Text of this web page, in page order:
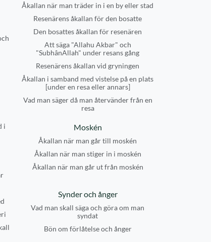
Åkallan när man träder in i en by eller stad
Resenärens åkallan för den bosatte
Den bosattes åkallan för resenären
Att säga "Allahu Akbar" och
"SubhânAllah" under resans gång
Resenärens åkallan vid gryningen
Åkallan i samband med vistelse på en plats
[under en resa eller annars]
Vad man säger då man återvänder från en
resa
i
Moskén
Åkallan när man går till moskén
Åkallan när man stiger in i moskén
Åkallan när man går ut från moskén
Synder och ånger
Vad man skall säga och göra om man
syndat
Bön om förlåtelse och ånger